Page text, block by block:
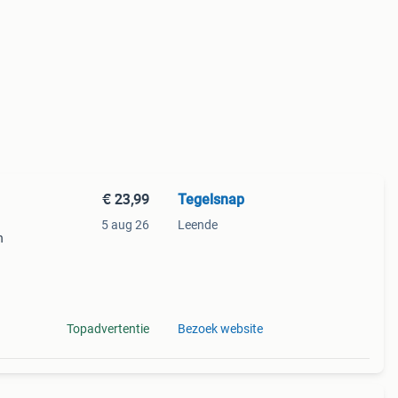
€ 23,99
5 aug 26
Topadvertentie
Tegelsnap
Leende
Bezoek website